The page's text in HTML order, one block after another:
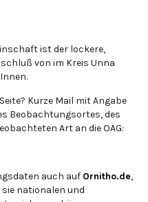
ist der lockere,
von im Kreis Unna
Kurze Mail mit Angabe
Beobachtungsortes, des
Art an die OAG:
auch auf Ornitho.de,
nationalen und